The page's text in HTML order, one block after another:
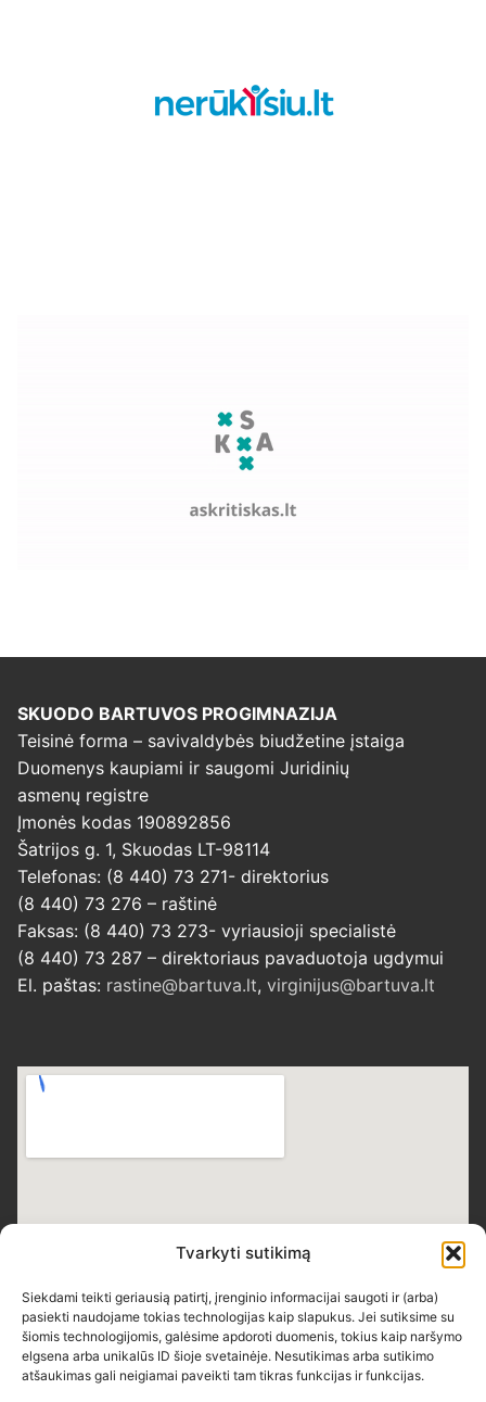
Tvarkyti sutikimą
Siekdami teikti geriausią patirtį, įrenginio informacijai saugoti ir (arba)
pasiekti naudojame tokias technologijas kaip slapukus. Jei sutiksime su
šiomis technologijomis, galėsime apdoroti duomenis, tokius kaip naršymo
elgsena arba unikalūs ID šioje svetainėje. Nesutikimas arba sutikimo
atšaukimas gali neigiamai paveikti tam tikras funkcijas ir funkcijas.
SKUODO BARTUVOS PROGIMNAZIJA
Teisinė forma – savivaldybės biudžetine įstaiga
Duomenys kaupiami ir saugomi Juridinių
asmenų registre
Įmonės kodas 190892856
Šatrijos g. 1, Skuodas LT-98114
Telefonas: (8 440) 73 271- direktorius
(8 440) 73 276 – raštinė
Faksas: (8 440) 73 273- vyriausioji specialistė
(8 440) 73 287 – direktoriaus pavaduotoja ugdymui
El. paštas: rastine@bartuva.lt, virginijus@bartuva.lt